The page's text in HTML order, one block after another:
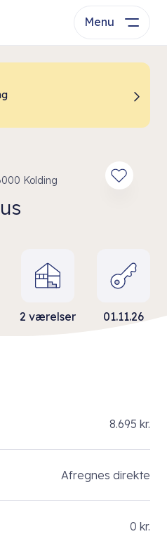
Menu
Kolding
2 værelser 01.11.26
8.695 kr.
Afregnes direkte
0 kr.